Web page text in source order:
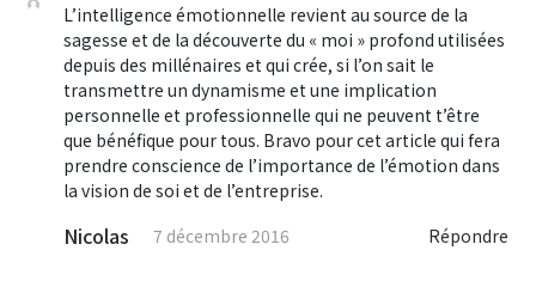
L’intelligence émotionnelle revient au source de la
sagesse et de la découverte du « moi » profond utilisées
depuis des millénaires et qui crée, si l’on sait le
transmettre un dynamisme et une implication
personnelle et professionnelle qui ne peuvent t’être
que bénéfique pour tous. Bravo pour cet article qui fera
prendre conscience de l’importance de l’émotion dans
la vision de soi et de l’entreprise.
Nicolas 7 décembre 2016 Répondre